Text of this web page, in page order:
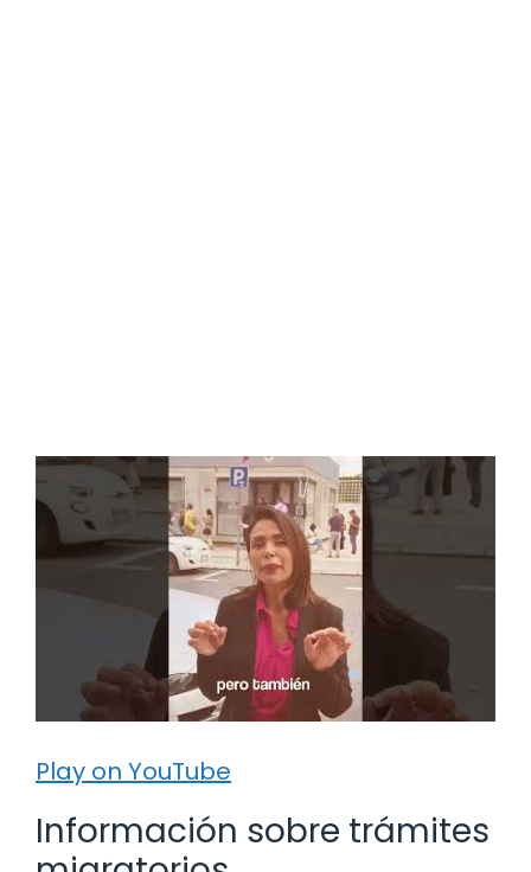
Play on YouTube
Información sobre trámites